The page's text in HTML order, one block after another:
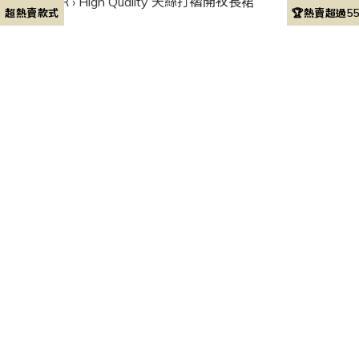
超熱賣款式 🏆熱賣超過